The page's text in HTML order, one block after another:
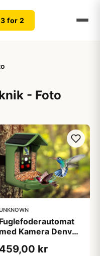
3 for 2
- Foto
Fuglefoderautomat
med Kamera Denver
459,00 kr